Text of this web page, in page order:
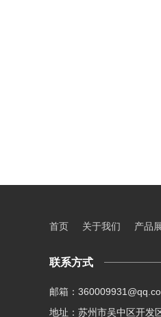
首页 关于我们 产品
联系方式
邮箱：
地址：苏州市吴中区开发